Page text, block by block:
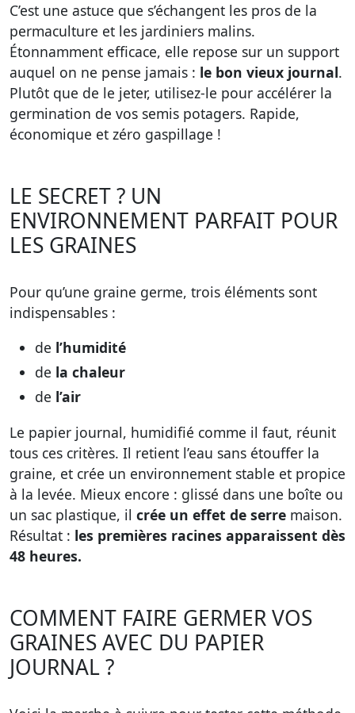
C’est une astuce que s’échangent les pros de la
permaculture et les jardiniers malins.
Étonnamment efficace, elle repose sur un support
auquel on ne pense jamais : le bon vieux journal.
Plutôt que de le jeter, utilisez-le pour accélérer la
germination de vos semis potagers. Rapide,
économique et zéro gaspillage !
LE SECRET ? UN
ENVIRONNEMENT PARFAIT POUR
LES GRAINES
Pour qu’une graine germe, trois éléments sont
indispensables :
de l’humidité
de la chaleur
de l’air
Le papier journal, humidifié comme il faut, réunit
tous ces critères. Il retient l’eau sans étouffer la
graine, et crée un environnement stable et propice
à la levée. Mieux encore : glissé dans une boîte ou
un sac plastique, il crée un effet de serre maison.
Résultat : les premières racines apparaissent dès
48 heures.
COMMENT FAIRE GERMER VOS
GRAINES AVEC DU PAPIER
JOURNAL ?